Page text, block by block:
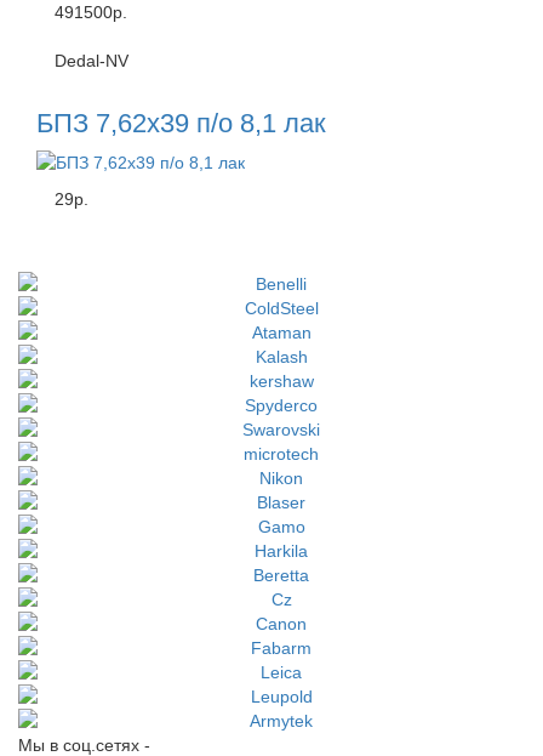
491500р.
Dedal-NV
БПЗ 7,62х39 п/о 8,1 лак
29р.
Мы в соц.сетях -